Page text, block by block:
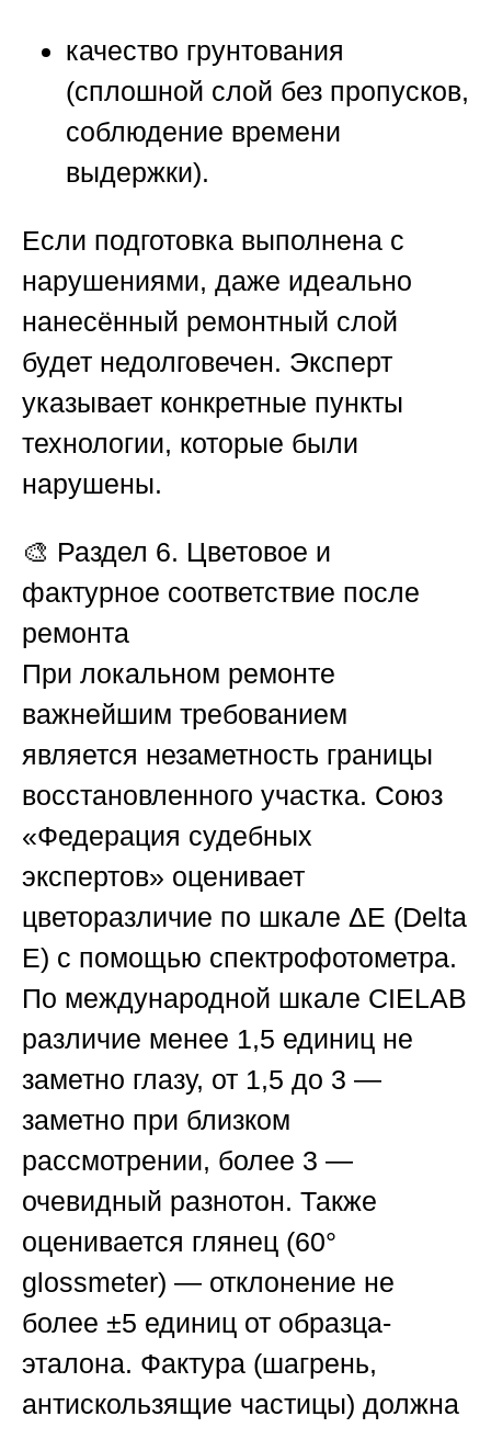
качество грунтования
(сплошной слой без пропусков,
соблюдение времени
выдержки).
Если подготовка выполнена с
нарушениями, даже идеально
нанесённый ремонтный слой
будет недолговечен. Эксперт
указывает конкретные пункты
технологии, которые были
нарушены.
🎨 Раздел 6. Цветовое и
фактурное соответствие после
ремонта
При локальном ремонте
важнейшим требованием
является незаметность границы
восстановленного участка. Союз
«Федерация судебных
экспертов» оценивает
цветоразличие по шкале ΔE (Delta
E) с помощью спектрофотометра.
По международной шкале CIELAB
различие менее 1,5 единиц не
заметно глазу, от 1,5 до 3 —
заметно при близком
рассмотрении, более 3 —
очевидный разнотон. Также
оценивается глянец (60°
glossmeter) — отклонение не
более ±5 единиц от образца-
эталона. Фактура (шагрень,
антискользящие частицы) должна